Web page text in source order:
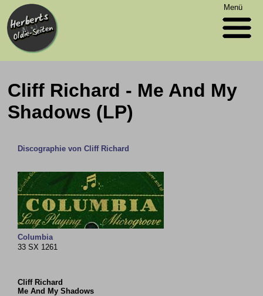
Menü
Cliff Richard - Me And My
Shadows (LP)
Discographie von Cliff Richard
Columbia
33 SX 1261
Cliff Richard
Me And My Shadows